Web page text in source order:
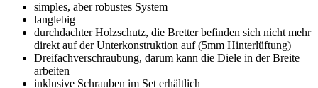
simples, aber robustes System
langlebig
durchdachter Holzschutz, die Bretter befinden sich nicht mehr
direkt auf der Unterkonstruktion auf (5mm Hinterlüftung)
Dreifachverschraubung, darum kann die Diele in der Breite
arbeiten
inklusive Schrauben im Set erhältlich